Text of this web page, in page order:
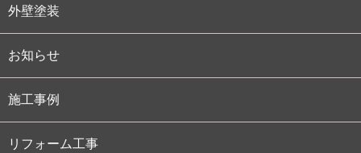
外壁塗装
お知らせ
施工事例
リフォーム工事